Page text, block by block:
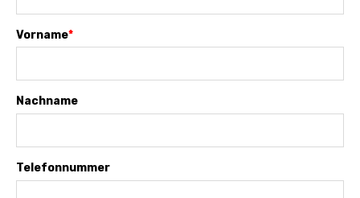
Vorname*
Nachname
Telefonnummer